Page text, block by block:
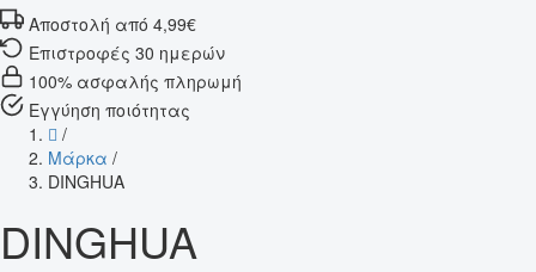
Αποστολή από 4,99€
Επιστροφές 30 ημερών
100% ασφαλής πληρωμή
Εγγύηση ποιότητας
/
Μάρκα /
DINGHUA
DINGHUA